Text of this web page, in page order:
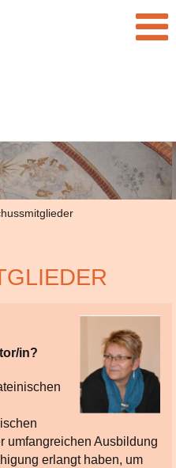
in?
umfangreichen Ausbildung
erlangt haben, um